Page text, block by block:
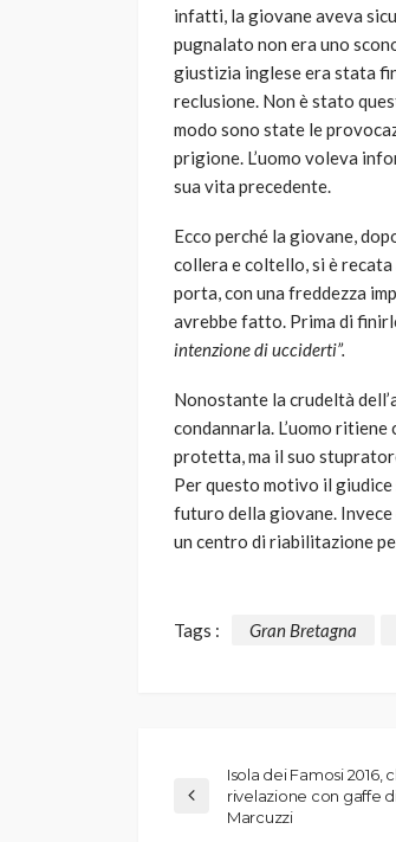
infatti, la giovane aveva
pugnalato non era uno
giustizia inglese era stata
reclusione. Non è stato
modo sono state le
prigione. L’uomo voleva
sua vita precedente.
Ecco perché la giovane,
collera e coltello, si è
porta, con una freddezza
avrebbe fatto. Prima di
intenzione di ucciderti”.
Nonostante la crudeltà
condannarla. L’uomo
protetta, ma il suo
Per questo motivo il
futuro della giovane. Invece
un centro di riabilitazione
Tags : Gran Bretagna
Isola dei Famosi 2016,
rivelazione con gaffe
Marcuzzi
god 1